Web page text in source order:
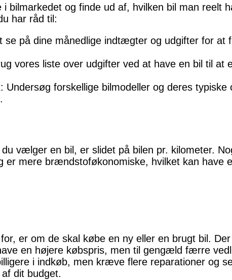
og finde ud af, hvilken bil man reelt
har råd til:
se på dine månedlige indtægter og udgifter for at
vores liste over udgifter ved at have en bil til at
Undersøg forskellige bilmodeller og deres
vælger en bil, er slidet på bilen pr. kilometer.
er mere brændstoføkonomiske, hvilket kan have
er om de skal købe en ny eller en brugt bil.
en højere købspris, men til gengæld færre
i indkøb, men kræve flere reparationer og
dit budget.